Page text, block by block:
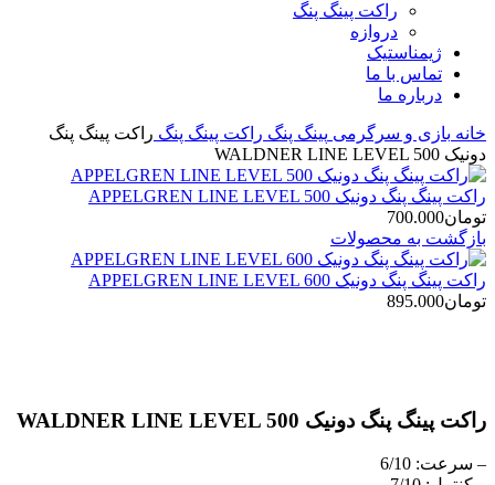
راکت پینگ پنگ
دروازه
ژیمناستیک
تماس با ما
درباره ما
خانه بازی و سرگرمی پینگ پنگ راکت پینگ پنگ راکت پینگ پنگ
دونیک WALDNER LINE LEVEL 500
راکت پینگ پنگ دونیک APPELGREN LINE LEVEL 500
تومان700.000
بازگشت به محصولات
راکت پینگ پنگ دونیک APPELGREN LINE LEVEL 600
تومان895.000
راکت پینگ پنگ دونیک WALDNER LINE LEVEL 500
– سرعت: 6/10